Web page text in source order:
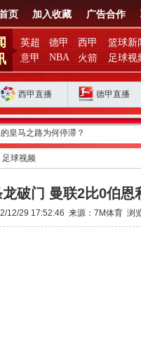
页 加入收藏 广告合作
英超 德甲 西甲
篮球新
意甲
NBA 火箭 足球视
西甲直播 德甲直播
皇马之路为何停滞？
足球视频
破门 曼联2比0伯恩
12/29 17:52:46 来源：7M体育 浏